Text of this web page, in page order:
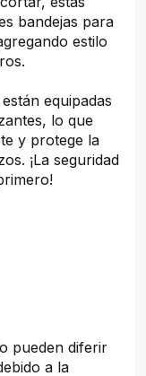
bandejas para
estilo
equipadas
lo que
y protege la
¡La seguridad
pueden diferir
a la